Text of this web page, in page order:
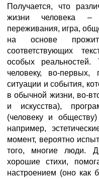
Получается, что
жизни человека –
переживания, игра,
на основе
соответствующих
особых реальностей.
человеку, во-
ситуации и события,
в обычной жизни, во-
и искусства),
(человеку и
например,
момент, вероятно
того, многие люди.
хорошие стихи,
настроением (оно как